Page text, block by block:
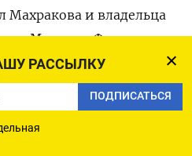
РАССЫЛКУ
ПОДПИСАТЬСЯ
Махракова и владельца
Михаила Федяева.
подписку о невыезде
течение года было